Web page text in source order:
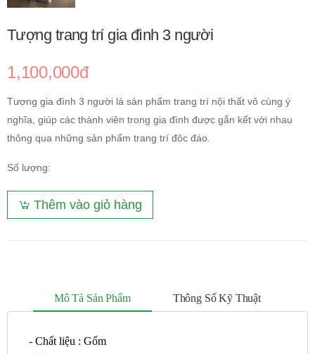
Tượng trang trí gia đình 3 người
1,100,000đ
Tượng gia đình 3 người là sản phẩm trang trí nội thất vô cùng ý
nghĩa, giúp các thành viên trong gia đình được gắn kết với nhau
thông qua những sản phẩm trang trí độc đáo.
Số lượng:
Thêm vào giỏ hàng
Mô Tả Sản Phẩm Thông Số Kỹ Thuật
- Chất liệu : Gốm